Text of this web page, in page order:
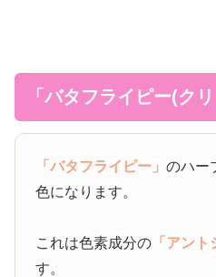
「バタフライピー(ク
「バタフライピー」のハー
色になります。
これは色素成分の 「アント
す。